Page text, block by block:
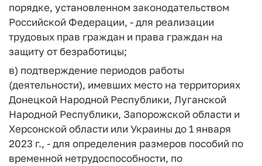
порядке, установленном законодательством
Российской Федерации, - для реализации
трудовых прав граждан и права граждан на
защиту от безработицы;
в) подтверждение периодов работы
(деятельности), имевших место на территориях
Донецкой Народной Республики, Луганской
Народной Республики, Запорожской области и
Херсонской области или Украины до 1 января
2023 г., - для определения размеров пособий по
временной нетрудоспособности, по